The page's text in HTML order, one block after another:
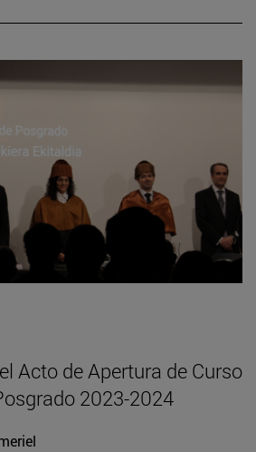
Acto de Apertura de Curso
2023-2024